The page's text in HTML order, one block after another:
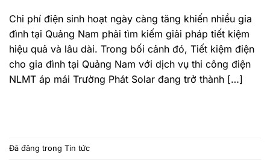
Chi phí điện sinh hoạt ngày càng tăng khiến nhiều gia
đình tại Quảng Nam phải tìm kiếm giải pháp tiết kiệm
hiệu quả và lâu dài. Trong bối cảnh đó, Tiết kiệm điện
cho gia đình tại Quảng Nam với dịch vụ thi công điện
NLMT áp mái Trường Phát Solar đang trở thành […]
Đã đăng trong Tin tức